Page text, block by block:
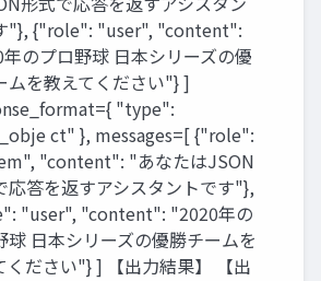
"}, {"role": "user", "content":
のプロ野球 日本シリーズの優
ムを教えてください"} ]
"type":
ct" }, messages=[ {"role":
"content": "あなたはJSON
応答を返すアシスタントです"},
"user", "content": "2020年の
球 日本シリーズの優勝チームを
ください"} ] 【出力結果】 【出